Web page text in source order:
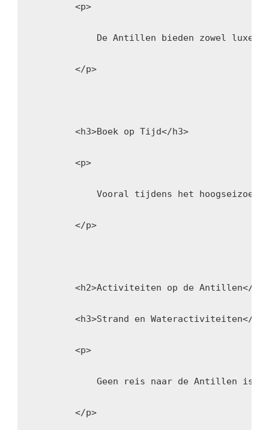
        <p>
De Antillen bieden zowel luxe
        </p>
        <h3>Boek op Tijd</h3>
        <p>
Vooral tijdens het hoogseizoen
        </p>
        <h2>Activiteiten op de Antillen</h2>
        <h3>Strand en Wateractiviteiten</h3>
        <p>
Geen reis naar de Antillen is
        </p>